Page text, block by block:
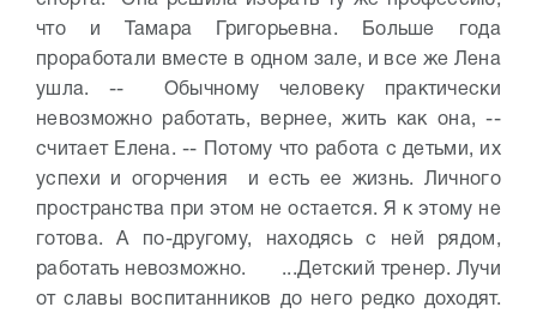
что и Тамара Григорьевна. Больше года
проработали вместе в одном зале, и все же Лена
ушла.-- Обычному человеку практически
невозможно работать, вернее, жить как она, --
считает Елена. -- Потому что работа с детьми, их
успехи и огорчения и есть ее жизнь. Личного
пространства при этом не остается. Я к этому не
готова. А по-другому, находясь с ней рядом,
работать невозможно.
...Детский тренер. Лучи
от славы воспитанников до него редко доходят.